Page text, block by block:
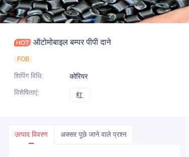
ऑटोमोबाइल बम्पर पीपी दाने
FOB
शिपिंग विधि:
कोरियर
विशेषिताएं: 红
उत्पाद विवरण अक्सर पूछे जाने वाले प्रश्न